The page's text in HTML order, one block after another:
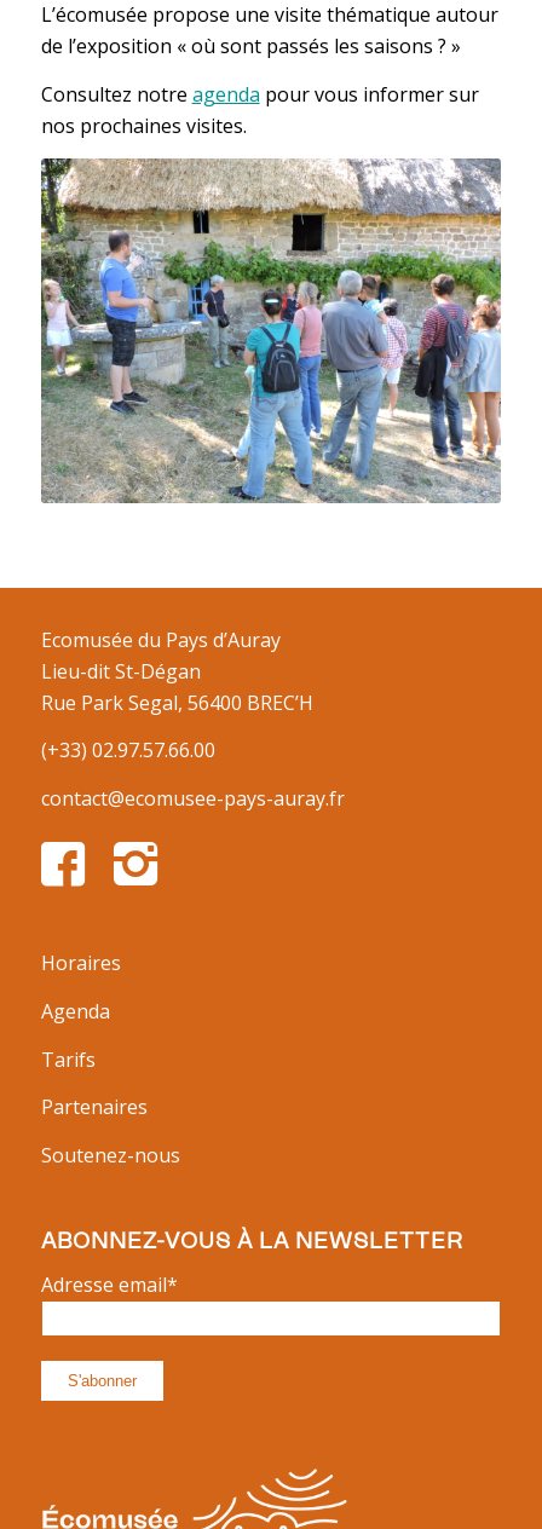
L’écomusée propose une visite thématique autour
de l’exposition « où sont passés les saisons ? »
Consultez notre agenda pour vous informer sur
nos prochaines visites.
Ecomusée du Pays d’Auray
Lieu-dit St-Dégan
Rue Park Segal, 56400 BREC’H
(+33) 02.97.57.66.00
contact@ecomusee-pays-auray.fr
Horaires
Agenda
Tarifs
Partenaires
Soutenez-nous
ABONNEZ-VOUS À LA NEWSLETTER
Adresse email*